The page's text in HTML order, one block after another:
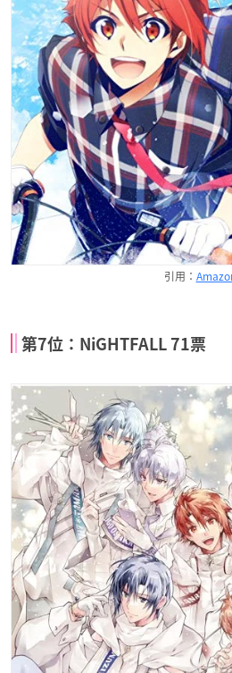
引用：
第7位：NiGHTFALL 71票